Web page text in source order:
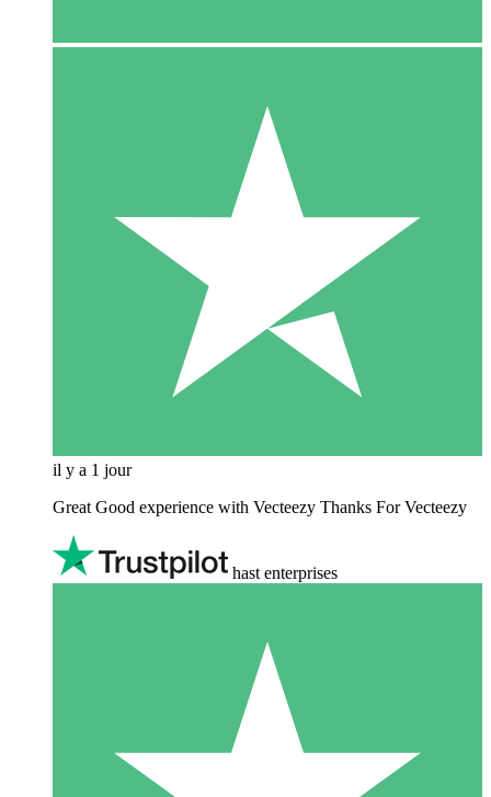
il y a 1 jour
Great Good experience with Vecteezy Thanks For Vecteezy
hast enterprises